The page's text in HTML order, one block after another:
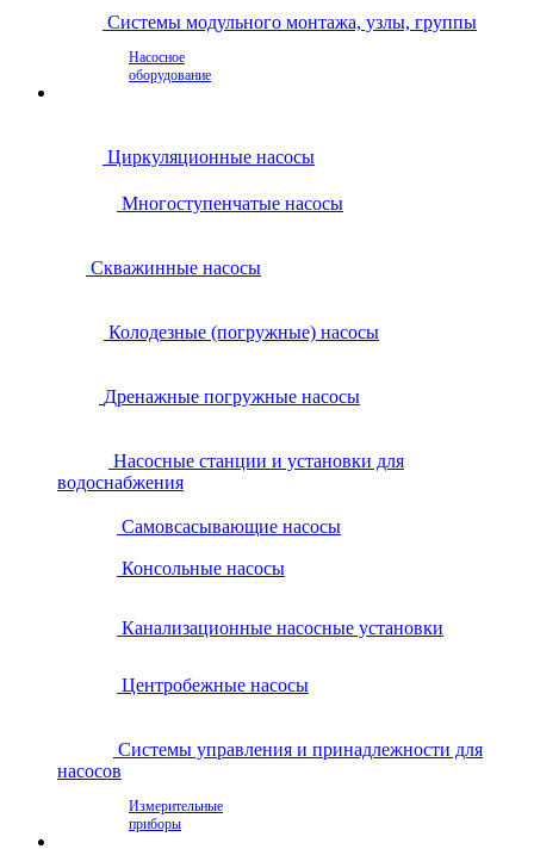
Системы модульного монтажа, узлы, группы
Насосное
оборудование
Циркуляционные насосы
Многоступенчатые насосы
Скважинные насосы
Колодезные (погружные) насосы
Дренажные погружные насосы
Насосные станции и установки для
водоснабжения
Самовсасывающие насосы
Консольные насосы
Канализационные насосные установки
Центробежные насосы
Системы управления и принадлежности для
насосов
Измерительные
приборы